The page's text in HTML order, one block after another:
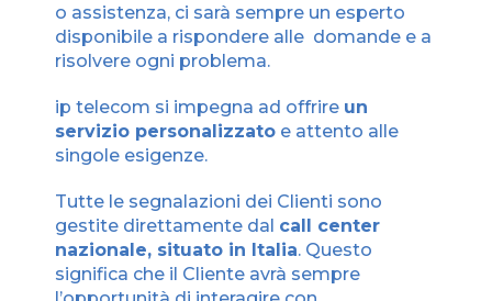
o assistenza, ci sarà sempre un esperto
disponibile a rispondere alle domande e a
risolvere ogni problema.
ip telecom si impegna ad offrire un
servizio personalizzato e attento alle
singole esigenze.
Tutte le segnalazioni dei Clienti sono
gestite direttamente dal call center
nazionale, situato in Italia. Questo
significa che il Cliente avrà sempre